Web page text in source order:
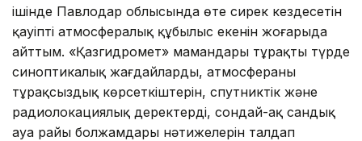
ішінде Павлодар облысында өте сирек кездесетін
қауіпті атмосфералық құбылыс екенін жоғарыда
айттым. «Қазгидромет» мамандары тұрақты түрде
синоптикалық жағдайларды, атмосфераның
тұрақсыздық көрсеткіштерін, спутниктік және
радиолокациялық деректерді, сондай-ақ сандық
ауа райы болжамдары нәтижелерін талдап